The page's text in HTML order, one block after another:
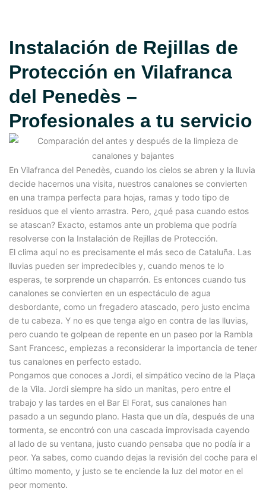
Instalación de Rejillas de
Protección en Vilafranca
del Penedès –
Profesionales a tu servicio
En Vilafranca del Penedès, cuando los cielos se abren y la lluvia
decide hacernos una visita, nuestros canalones se convierten
en una trampa perfecta para hojas, ramas y todo tipo de
residuos que el viento arrastra. Pero, ¿qué pasa cuando estos
se atascan? Exacto, estamos ante un problema que podría
resolverse con la Instalación de Rejillas de Protección.
El clima aquí no es precisamente el más seco de Cataluña. Las
lluvias pueden ser impredecibles y, cuando menos te lo
esperas, te sorprende un chaparrón. Es entonces cuando tus
canalones se convierten en un espectáculo de agua
desbordante, como un fregadero atascado, pero justo encima
de tu cabeza. Y no es que tenga algo en contra de las lluvias,
pero cuando te golpean de repente en un paseo por la Rambla
Sant Francesc, empiezas a reconsiderar la importancia de tener
tus canalones en perfecto estado.
Pongamos que conoces a Jordi, el simpático vecino de la Plaça
de la Vila. Jordi siempre ha sido un manitas, pero entre el
trabajo y las tardes en el Bar El Forat, sus canalones han
pasado a un segundo plano. Hasta que un día, después de una
tormenta, se encontró con una cascada improvisada cayendo
al lado de su ventana, justo cuando pensaba que no podía ir a
peor. Ya sabes, como cuando dejas la revisión del coche para el
último momento, y justo se te enciende la luz del motor en el
peor momento.